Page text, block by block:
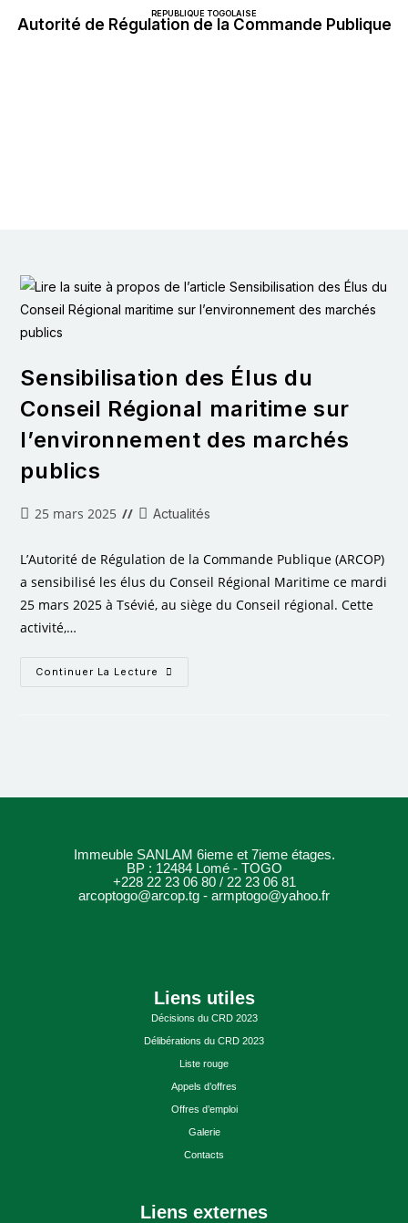
Autorité de Régulation de la Commande Publique
REPUBLIQUE TOGOLAISE
Sensibilisation des Élus du
Conseil Régional maritime sur
l’environnement des marchés
publics
25 mars 2025 Actualités
L’Autorité de Régulation de la Commande Publique (ARCOP)
a sensibilisé les élus du Conseil Régional Maritime ce mardi
25 mars 2025 à Tsévié, au siège du Conseil régional. Cette
activité,…
Continuer La Lecture
Immeuble SANLAM 6ieme et 7ieme étages.
BP : 12484 Lomé - TOGO
+228 22 23 06 80 / 22 23 06 81
arcoptogo@arcop.tg - armptogo@yahoo.fr
Liens utiles
Décisions du CRD 2023
Délibérations du CRD 2023
Liste rouge
Appels d’offres
Offres d’emploi
Galerie
Contacts
Liens externes